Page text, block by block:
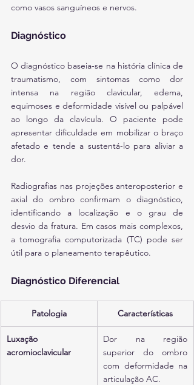
como vasos sanguíneos e nervos.
Diagnóstico
O diagnóstico baseia-se na história clínica de
traumatismo, com sintomas como dor
intensa na região clavicular, edema,
equimoses e deformidade visível ou palpável
ao longo da clavícula. O paciente pode
apresentar dificuldade em mobilizar o braço
afetado e tende a sustentá-lo para aliviar a
dor.
Radiografias nas projeções anteroposterior e
axial do ombro confirmam o diagnóstico,
identificando a localização e o grau de
desvio da fratura. Em casos mais complexos,
a tomografia computorizada (TC) pode ser
útil para o planeamento terapêutico.
Diagnóstico Diferencial
Patologia Características
Luxação
acromioclavicular
Dor na região
superior do ombro
com deformidade na
articulação AC.